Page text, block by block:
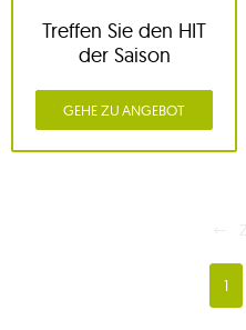
Treffen Sie den HIT
der Saison
GEHE ZU ANGEBOT
1